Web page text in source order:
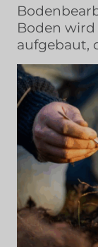
Boden
aufgebaut,